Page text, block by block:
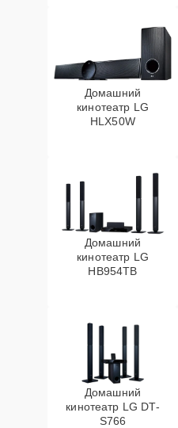
Домашний
кинотеатр LG
HLX50W
Домашний
кинотеатр LG
HB954TB
Домашний
кинотеатр LG DT-
S766